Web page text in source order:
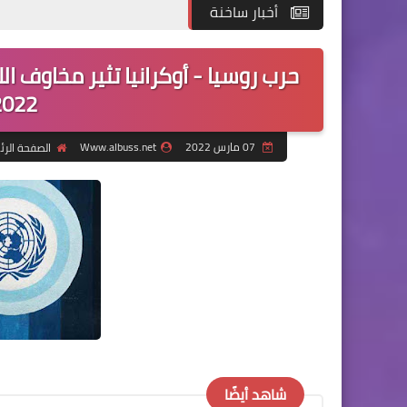
أخبار ساخنة
حرب روسيا - أوكرانيا تثير مخاوف
2022 على
Www.albuss.net الصفحة
شاهد أيضًا